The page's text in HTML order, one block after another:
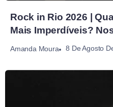
Rock in Rio 2026 |
Mais Imperdíveis?
Amanda Moura 8 De Agosto